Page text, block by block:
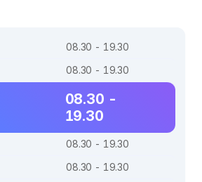
08.30 - 19.30
08.30 - 19.30
08.30 -
19.30
08.30 - 19.30
08.30 - 19.30